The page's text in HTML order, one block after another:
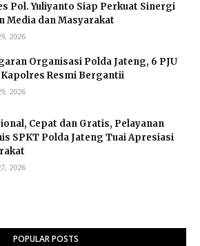
Pol. Yuliyanto Siap Perkuat Sinergi
Media dan Masyarakat
2026
Organisasi Polda Jateng, 6 PJU
Kapolres Resmi Bergantii
2026
Cepat dan Gratis, Pelayanan
SPKT Polda Jateng Tuai Apresiasi
2026
POPULAR POSTS